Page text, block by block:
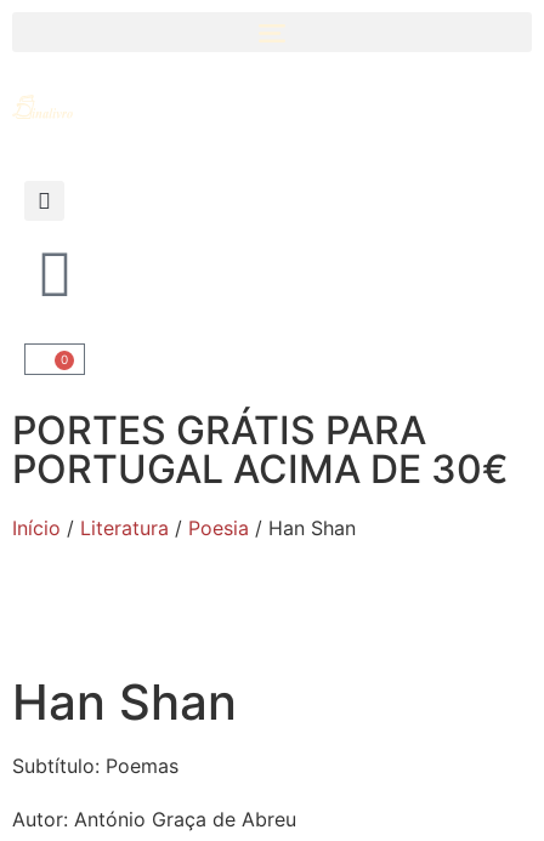
0
PORTES GRÁTIS PARA
PORTUGAL ACIMA DE 30€
Início / Literatura / Poesia / Han Shan
Han Shan
Subtítulo: Poemas
Autor: António Graça de Abreu